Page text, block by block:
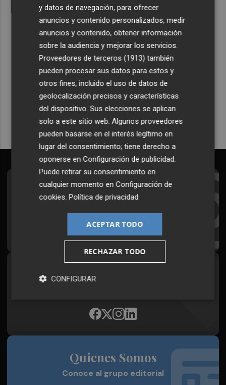
Recibe toda la actualidad de
Plaza Podcast en tu correo
Quiero suscribirme
Suscríbete al Boletín
¡Quiero suscribirme!
Síguenos en redes
Quienes Somos
Conoce al grupo editorial
y datos de navegación, para ofrecer
anuncios y contenido personalizados, medir
anuncios y contenido, obtener información
sobre la audiencia y mejorar los servicios.
Proveedores de terceros (1913) también
pueden procesar sus datos para estos y
otros fines, incluido el uso de datos de
geolocalización precisos y características
del dispositivo. Sus elecciones se aplican
solo a este sitio web. Algunos proveedores
pueden basarse en el interés legítimo en
lugar del consentimiento; tiene derecho a
oponerse enConfiguración de publicidad.
Puede retirar su consentimiento en
cualquier momento enConfiguración de
cookies.Política de privacidad
ACEPTAR TODO
RECHAZAR TODO
CONFIGURAR